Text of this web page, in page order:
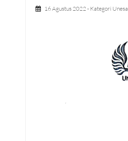
16 Agustus 2022- Kategori Unesa